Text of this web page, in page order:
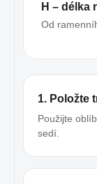
H – délka
Od
1. Položte
Použijte
sedí.